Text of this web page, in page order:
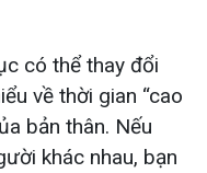
có thể thay đổi
về thời gian “cao
bản thân. Nếu
khác nhau, bạn